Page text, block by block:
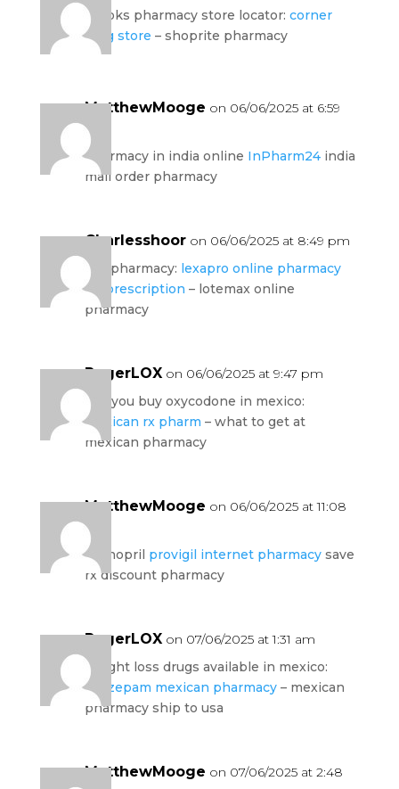
brooks pharmacy store locator: corner
drug store – shoprite pharmacy
MatthewMooge on 06/06/2025 at 6:59
pm
pharmacy in india online InPharm24india
mail order pharmacy
Charlesshoor on 06/06/2025 at 8:49 pm
the pharmacy: lexapro online pharmacy
no prescription – lotemax online
pharmacy
RogerLOX on 06/06/2025 at 9:47 pm
can you buy oxycodone in mexico:
mexican rx pharm – what to get at
mexican pharmacy
MatthewMooge on 06/06/2025 at 11:08
pm
Lisinopril provigil internet pharmacysave
rx discount pharmacy
RogerLOX on 07/06/2025 at 1:31 am
weight loss drugs available in mexico:
lorazepam mexican pharmacy– mexican
pharmacy ship to usa
MatthewMooge on 07/06/2025 at 2:48